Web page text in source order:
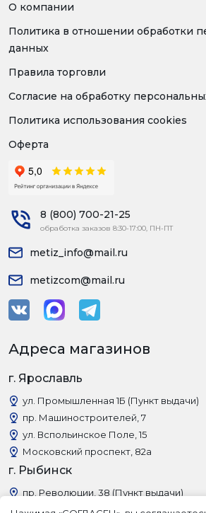
О компании
Политика в отношении обработки
данных
Правила торговли
Согласие на обработку
Политика использования cookies
Оферта
8 (800) 700-21-25
обработка заказов 8:30-17:00, ПН-ПТ
metiz_info@mail.ru
metizcom@mail.ru
Адреса магазинов
г. Ярославль
ул. Промышленная 1Б (Пункт выдачи)
пр. Машиностроителей, 7
ул. Вспольинское Поле, 15
Московский проспект, 82а
г. Рыбинск
пр. Революции, 38 (Пункт выдачи)